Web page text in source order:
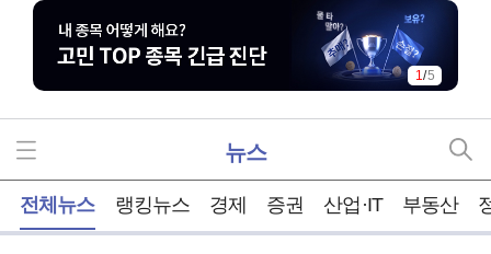
1/5
뉴스
전체뉴스 랭킹뉴스 경제 증권 산업·IT 부동산